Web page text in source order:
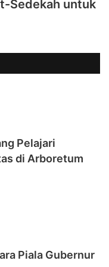
Sedekah untuk
Pelajari
di Arboretum
Piala Gubernur